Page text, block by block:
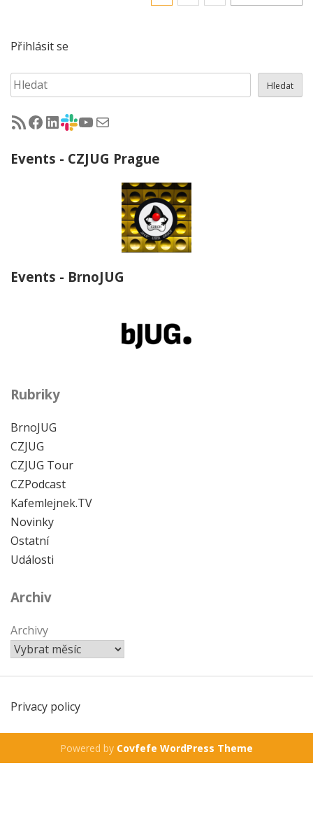
příspěvků
Přihlásit se
Hledat Hledat
RSS - články na jug.cz
Facebook skupina Czech Java User Group
LinkedIn skupina Czech Java User Group
CZJUG Slack fórum
CZJUG YouTube kanálCZJUG email
Events - CZJUG Prague
Events - BrnoJUG
Rubriky
BrnoJUG
CZJUG
CZJUG Tour
CZPodcast
Kafemlejnek.TV
Novinky
Ostatní
Události
Archiv
Archivy
Privacy policy
Powered by Covfefe WordPress Theme